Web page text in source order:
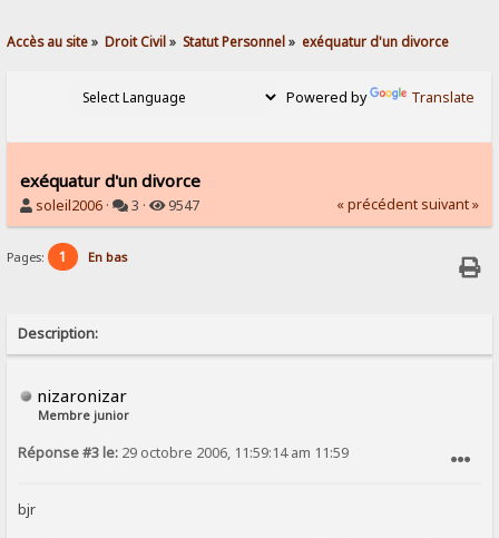
Accès au site» Droit Civil» Statut Personnel» exéquatur d'un divorce
Powered by Translate
exéquatur d'un divorce
soleil2006 · 3 · 9547 « précédent suivant »
Pages: 1 En bas
Description:
nizaronizar
Membre junior
Réponse #3 le: 29 octobre 2006, 11:59:14 am 11:59
bjr